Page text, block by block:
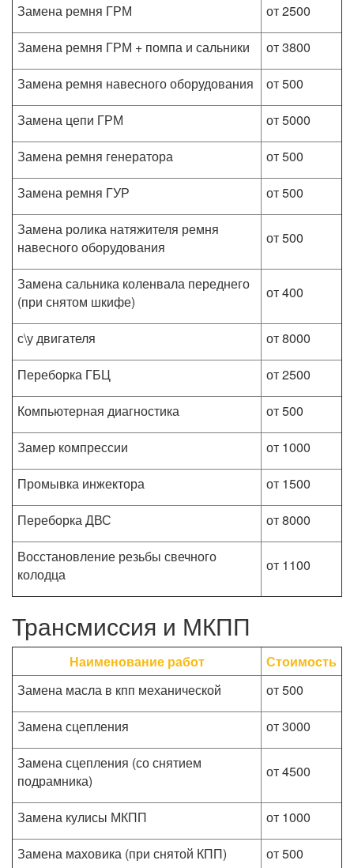
Замена ремня ГРМ
от 2500
Замена ремня ГРМ + помпа и сальники
от 3800
Замена ремня навесного оборудования
от 500
Замена цепи ГРМ
от 5000
Замена ремня генератора
от 500
Замена ремня ГУР
от 500
Замена ролика натяжителя ремня
навесного оборудования
от 500
Замена сальника коленвала переднего
(при снятом шкифе)
от 400
с\у двигателя
от 8000
Переборка ГБЦ
от 2500
Компьютерная диагностика
от 500
Замер компрессии
от 1000
Промывка инжектора
от 1500
Переборка ДВС
от 8000
Восстановление резьбы свечного
колодца
от 1100
Трансмиссия и МКПП
Наименование работ
Стоимость
Замена масла в кпп механической
от 500
Замена сцепления
от 3000
Замена сцепления (со снятием
подрамника)
от 4500
Замена кулисы МКПП
от 1000
Замена маховика (при снятой КПП)
от 500